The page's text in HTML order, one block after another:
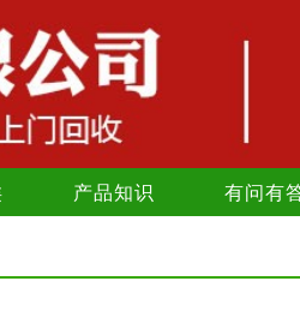
产品知识 有问有